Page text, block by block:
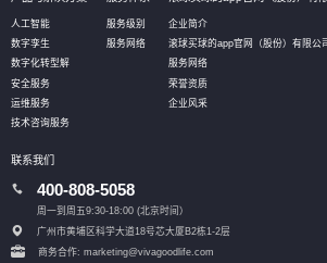
人工智能
数字孪生
数字化转型解
安全服务
运维服务
技术咨询服务
服务级别
服务网络
企业简介
滚球买球的app官网（股份）有限公司
服务网络
荣誉资质
企业风采
联系我们
400-808-5058
周一到周五9:30-18:00 (北京时间）
广州市黄埔区科学大道18号芯大厦B2栋1-2层
商务合作: marketing@vivagoodlife.com